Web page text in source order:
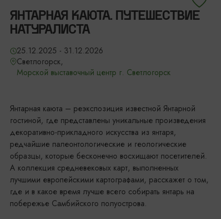
ЯНТАРНАЯ КАЮТА. ПУТЕШЕСТВИЕ
НАТУРАЛИСТА
25.12.2025 - 31.12.2026
Светлогорск,
Морской выставочный центр г. Светлогорск
Янтарная каюта – реэкспозиция известной Янтарной
гостиной, где представлены уникальные произведения
декоративно-прикладного искусства из янтаря,
редчайшие палеонтологические и геологические
образцы, которые бесконечно восхищают посетителей.
А коллекция средневековых карт, выполненных
лучшими европейскими картографами, расскажет о том,
где и в какое время лучше всего собирать янтарь на
побережье Самбийского полуострова.